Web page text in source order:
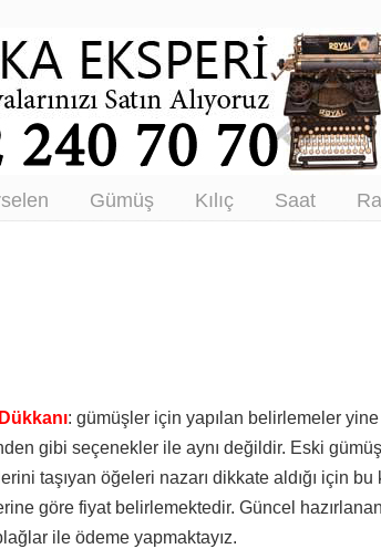
Eşya Alanlar –
Gümüş Kılıç Saat
: gümüşler için yapılan belirlemeler
gibi seçenekler ile aynı değildir. Eski
taşıyan öğeleri nazarı dikkate aldığı için bu
göre fiyat belirlemektedir. Güncel
ile ödeme yapmaktayız.